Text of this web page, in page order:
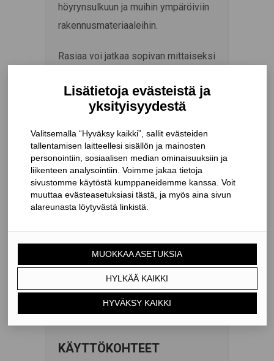
höyrynsulkuun ja muihin ympäröiviin
rakennusmateriaaleihin.
Rasiaa voi jatkaa sopivan mittaiseksi
useammasta laatikosta päädyt irti ja
limittämällä laatikot yhteen
tiivistysteipillä.
Kaapeleiden ja putkien
tiivistämiseen tarkoitettuja KAFLEX
ja ROFLEX -kauluksia on saatavana
kaikille 4,8 – 320 mm:n läpimittaisille
antaa rakenteille täydellisen suojan
ulkoseinän ja yläpohjan läpivientien
kautta tulevaa kosteusrasitusta
KÄYTTÖKOHTEET